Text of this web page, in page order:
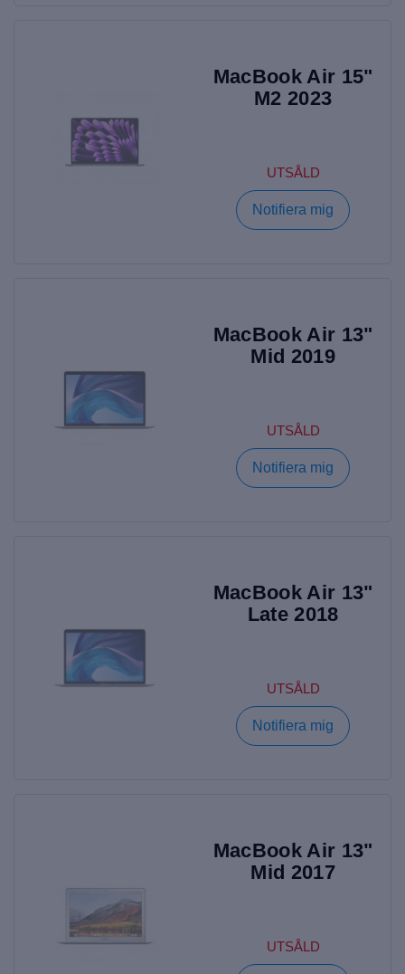
MacBook Air 15"
M2 2023
UTSÅLD
Notifiera mig
MacBook Air 13"
Mid 2019
UTSÅLD
Notifiera mig
MacBook Air 13"
Late 2018
UTSÅLD
Notifiera mig
MacBook Air 13"
Mid 2017
UTSÅLD